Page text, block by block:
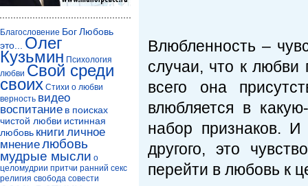
Влюбленность –
случаи, что к
всего она
влюбляется в
набор признаков.
другого, это
перейти в любовь к
Благословение БогЛюбовь
это...
Олег
Кузьмин Психология
любви Свой среди
своих Стихи о любви
верность видео
воспитание в поисках
чистой любви истинная
любовь книги личное
мнениелюбовь
мудрые мысли о
целомудрии притчи ранний секс
религия свобода совести